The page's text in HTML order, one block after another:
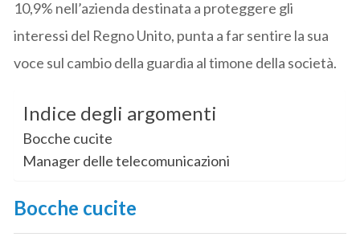
10,9% nell’azienda destinata a proteggere gli
interessi del Regno Unito, punta a far sentire la sua
voce sul cambio della guardia al timone della società.
Indice degli argomenti
Bocche cucite
Manager delle telecomunicazioni
Bocche cucite